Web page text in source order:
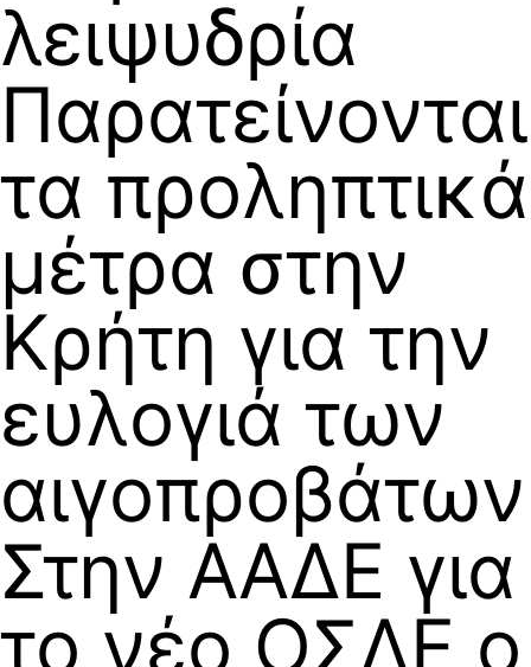
λειψυδρία
Παρατείνονται
τα προληπτικά
μέτρα στην
Κρήτη για την
ευλογιά των
αιγοπροβάτων
Στην ΑΑΔΕ για
το νέο ΟΣΔΕ ο